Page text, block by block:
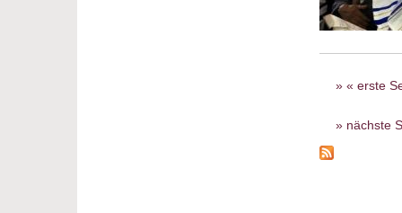
Seiten
« erste
nächste